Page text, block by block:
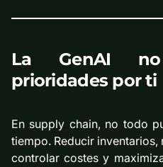
La GenAI
prioridades por ti
En supply chain, no todo
tiempo. Reducir
controlar costes y